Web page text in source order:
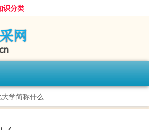
识分类
大学简称什么